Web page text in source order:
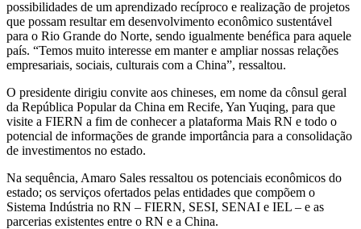
possibilidades de um aprendizado recíproco e realização de projetos
que possam resultar em desenvolvimento econômico sustentável
para o Rio Grande do Norte, sendo igualmente benéfica para aquele
país. “Temos muito interesse em manter e ampliar nossas relações
empresariais, sociais, culturais com a China”, ressaltou.
O presidente dirigiu convite aos chineses, em nome da cônsul geral
da República Popular da China em Recife, Yan Yuqing, para que
visite a FIERN a fim de conhecer a plataforma Mais RN e todo o
potencial de informações de grande importância para a consolidação
de investimentos no estado.
Na sequência, Amaro Sales ressaltou os potenciais econômicos do
estado; os serviços ofertados pelas entidades que compõem o
Sistema Indústria no RN – FIERN, SESI, SENAI e IEL – e as
parcerias existentes entre o RN e a China.